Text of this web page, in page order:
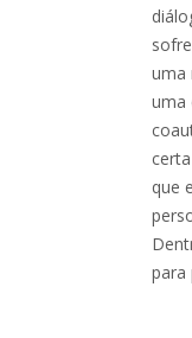
uma
uma
que
para